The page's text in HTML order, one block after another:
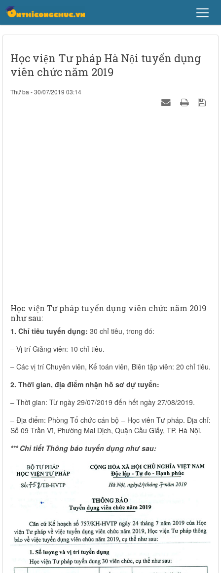
Học viện Tư pháp Hà Nội tuyển dụng
viên chức năm 2019
Thứ ba - 30/07/2019 03:14
Học viện Tư pháp tuyển dụng viên chức năm 2019
như sau:
1. Chỉ tiêu tuyển dụng: 30 chỉ tiêu, trong đó:
– Vị trí Giảng viên: 10 chỉ tiêu.
– Các vị trí Chuyên viên, Kế toán viên, Biên tập viên: 20 chỉ tiêu.
2. Thời gian, địa điểm nhận hồ sơ dự tuyển:
– Thời gian: Từ ngày 29/07/2019 đến hết ngày 27/08/2019.
– Địa điểm: Phòng Tổ chức cán bộ – Học viên Tư pháp. Địa chỉ:
Số 09 Trần Vĩ, Phường Mai Dịch, Quận Cầu Giấy, TP. Hà Nội.
*** Chi tiết Thông báo tuyển dụng như sau: